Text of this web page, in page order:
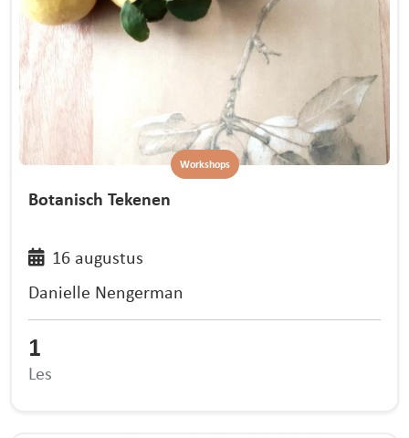
Workshops
Botanisch Tekenen
16 augustus
Danielle Nengerman
1
Les